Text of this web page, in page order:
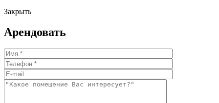
Закрыть
Арендовать